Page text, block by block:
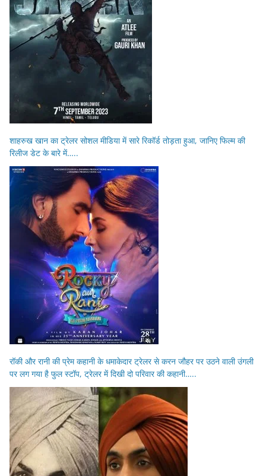
शाहरुख खान का ट्रेलर सोशल मीडिया में सारे रिकॉर्ड तोड़ता हुआ, जानिए फिल्म की
रिलीज डेट के बारे में…..
रॉकी और रानी की प्रेम कहानी के धमाकेदार ट्रेलर से करन जौहर पर उठने वाली उंगली
पर लग गया है फुल स्टॉप, ट्रेलर में दिखी दो परिवार की कहानी…..